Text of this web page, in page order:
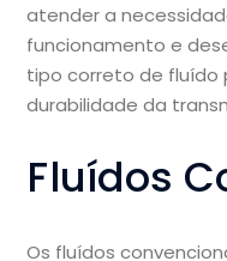
atender a
funcionamento e
tipo correto de fluído
durabilidade da
Fluídos
Os fluídos